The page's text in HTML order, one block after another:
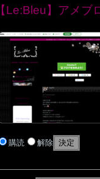
【Le:Bleu】アメブ
購読 解除